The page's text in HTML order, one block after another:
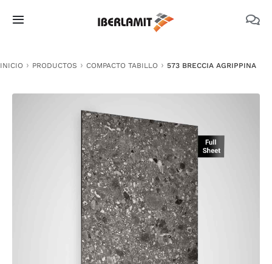
Toggle
NOSOTROS
DOCUMENTACIÓN TÉCNICA
MEDIO AMBIENTE
INICIO PRODUCTOS COMPACTO TABILLO 573 BRECCIA AGRIPPINA